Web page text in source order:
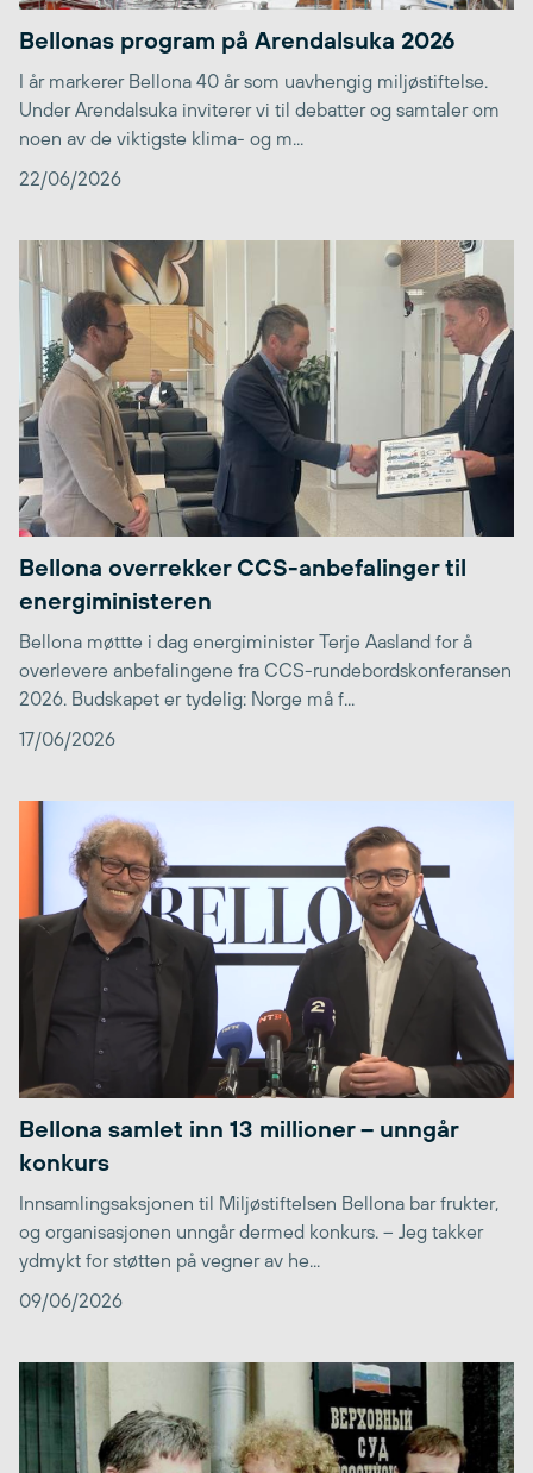
Bellonas program på Arendalsuka 2026
I år markerer Bellona 40 år som uavhengig miljøstiftelse.
Under Arendalsuka inviterer vi til debatter og samtaler om
noen av de viktigste klima- og m...
22/06/2026
Bellona overrekker CCS-anbefalinger til
energiministeren
Bellona møttte i dag energiminister Terje Aasland for å
overlevere anbefalingene fra CCS-rundebordskonferansen
2026. Budskapet er tydelig: Norge må f...
17/06/2026
Bellona samlet inn 13 millioner – unngår
konkurs
Innsamlingsaksjonen til Miljøstiftelsen Bellona bar frukter,
og organisasjonen unngår dermed konkurs. – Jeg takker
ydmykt for støtten på vegner av he...
09/06/2026